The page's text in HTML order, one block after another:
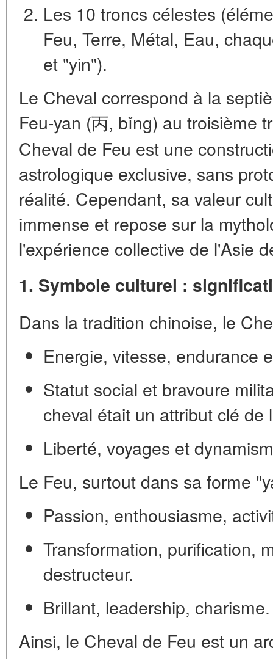
Les 10 troncs célestes
Feu, Terre, Métal, Eau,
et "yin").
Le Cheval correspond à la
Feu-yan (丙, bǐng) au troisième
Cheval de Feu est une
astrologique exclusive, sans
réalité. Cependant, sa valeur
immense et repose sur la
l'expérience collective de l'Asie
1. Symbole culturel :
Dans la tradition chinoise, le
Energie, vitesse, endurance
Statut social et bravoure
cheval était un attribut clé
Liberté, voyages et
Le Feu, surtout dans sa forme
Passion, enthousiasme,
Transformation, purification,
destructeur.
Brillant, leadership, charisme.
Ainsi, le Cheval de Feu est un